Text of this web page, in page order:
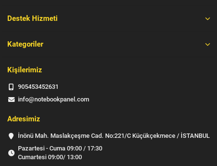
Destek Hizmeti
Kategoriler
Kişilerimiz
905453452631
info@notebookpanel.com
Adresimiz
İnönü Mah. Maslakçeşme Cad. No:221/C Küçükçekmece / İSTANBUL
Pazartesi - Cuma 09:00 / 17:30
Cumartesi 09:00/ 13:00